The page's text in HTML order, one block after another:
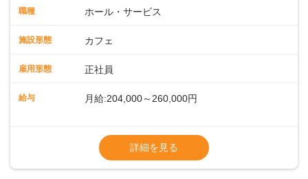
ート体制充実コーヒーの知識から接客マナーまで、先輩スタ
年齢層が活躍しており、チームワークも抜群です。基本マニ
業務に馴染める環境です。「カフェの接客は初めて」という
ッフとして経験を積んだ後、店長を目指してみませんか。売
よ♪あなたも、無理なくステップアップできる環境で、少しず
つ成長していきませんか？
職種 ホール・サービス
施設形態 カフェ
雇用形態 正社員
給与 月給:204,000～260,000円
ます・東日本エリア：月給21万4000～27万
※経験・スキルを考慮の上、決定します。
詳細を見る